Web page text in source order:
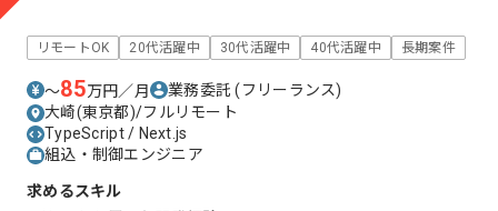
リモートOK 20代活躍中 30代活躍中 40代活躍中 長期案件
〜85万円／月 業務委託(フリーランス)
大崎(東京都)/フルリモート
TypeScript / Next.js
組込・制御エンジニア
求めるスキル